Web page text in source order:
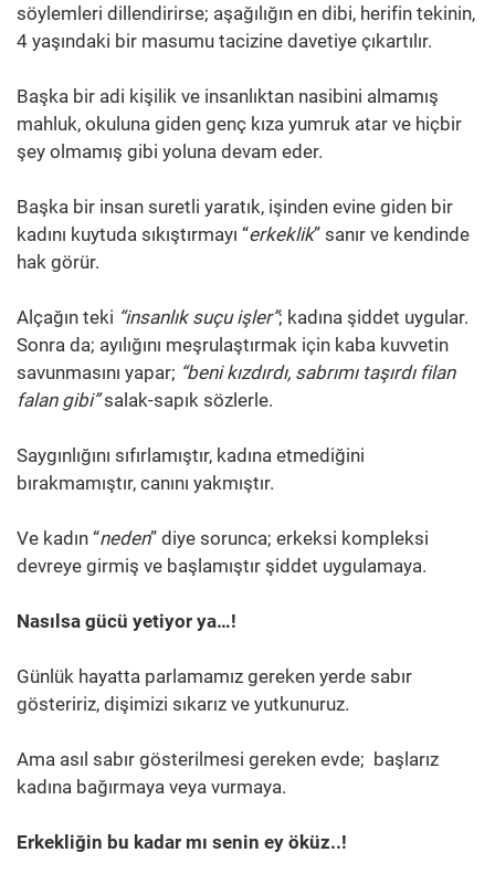
söylemleri dillendirirse; aşağılığın en dibi, herifin tekinin,
4 yaşındaki bir masumu tacizine davetiye çıkartılır.
Başka bir adi kişilik ve insanlıktan nasibini almamış
mahluk, okuluna giden genç kıza yumruk atar ve hiçbir
şey olmamış gibi yoluna devam eder.
Başka bir insan suretli yaratık, işinden evine giden bir
kadını kuytuda sıkıştırmayı “erkeklik” sanır ve kendinde
hak görür.
Alçağın teki “insanlık suçu işler”; kadına şiddet uygular.
Sonra da; ayılığını meşrulaştırmak için kaba kuvvetin
savunmasını yapar; “beni kızdırdı, sabrımı taşırdı filan
falan gibi”salak-sapık sözlerle.
Saygınlığını sıfırlamıştır, kadına etmediğini
bırakmamıştır, canını yakmıştır.
Ve kadın “neden” diye sorunca; erkeksi kompleksi
devreye girmiş ve başlamıştır şiddet uygulamaya.
Nasılsa gücü yetiyor ya…!
Günlük hayatta parlamamız gereken yerde sabır
gösteririz, dişimizi sıkarız ve yutkunuruz.
Ama asıl sabır gösterilmesi gereken evde; başlarız
kadına bağırmaya veya vurmaya.
Erkekliğin bu kadar mı senin ey öküz..!